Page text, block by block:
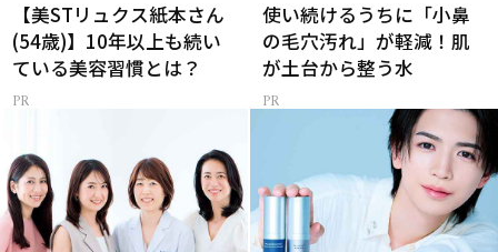
【美STリュクス紙本さん
(54歳)】10年以上も続い
ている美容習慣とは？
使い続けるうちに「小鼻
の毛穴汚れ」が軽減！肌
が土台から整う水